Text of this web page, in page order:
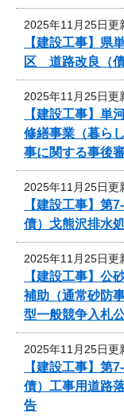
2025年11月25日更
【建設工事】
区 道路改良（
2025年11月25日更
【建設工事】
修繕事業（暮ら
事に関する事後
2025年11月25日更
【建設工事】
債）戈熊沢排水
2025年11月25日更
【建設工事】
補助（通常砂防
型一般競争入札
2025年11月25日更
【建設工事】
債）工事用道路
告